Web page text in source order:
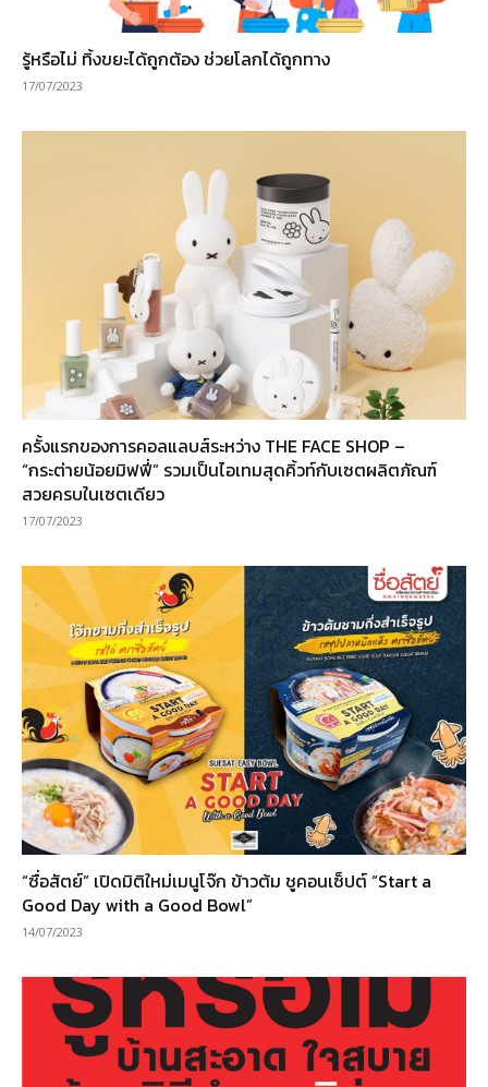
รู้หรือไม่ ทิ้งขยะได้ถูกต้อง ช่วยโลกได้ถูกทาง
17/07/2023
ครั้งแรกของการคอลแลบส์ระหว่าง THE FACE SHOP –
“กระต่ายน้อยมิฟฟี่” รวมเป็นไอเทมสุดคิ้วท์กับเซตผลิตภัณฑ์
สวยครบในเซตเดียว
17/07/2023
“ซื่อสัตย์” เปิดมิติใหม่เมนูโจ๊ก ข้าวต้ม ชูคอนเซ็ปต์ “Start a
Good Day with a Good Bowl”
14/07/2023